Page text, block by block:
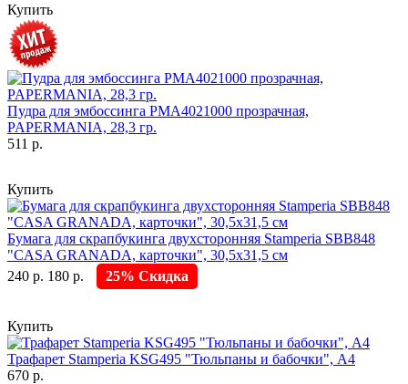
Купить
Пудра для эмбоссинга PMA4021000 прозрачная,
PAPERMANIA, 28,3 гр.
511 р.
Купить
Бумага для скрапбукинга двухсторонняя Stamperia SBB848
"CASA GRANADA, карточки", 30,5х31,5 см
240 р. 180 р. 25% Скидка
Купить
Трафарет Stamperia KSG495 "Тюльпаны и бабочки", А4
670 р.